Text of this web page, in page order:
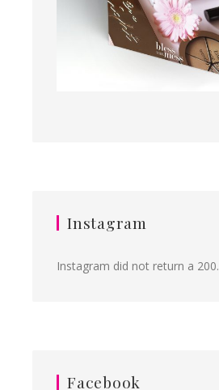
Instagram
Instagram did not return a 200.
Facebook